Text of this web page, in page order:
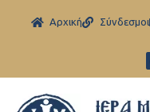
Aρχική Σύνδεσμοι